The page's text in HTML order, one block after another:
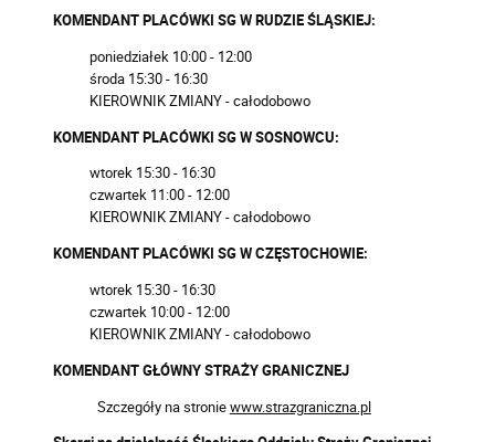
KOMENDANT PLACÓWKI SG W RUDZIE ŚLĄSKIEJ:
poniedziałek 10:00 - 12:00
środa 15:30 - 16:30
KIEROWNIK ZMIANY - całodobowo
KOMENDANT PLACÓWKI SG W SOSNOWCU:
wtorek 15:30 - 16:30
czwartek 11:00 - 12:00
KIEROWNIK ZMIANY - całodobowo
KOMENDANT PLACÓWKI SG W CZĘSTOCHOWIE:
wtorek 15:30 - 16:30
czwartek 10:00 - 12:00
KIEROWNIK ZMIANY - całodobowo
KOMENDANT GŁÓWNY STRAŻY GRANICZNEJ
Szczegóły na stroniewww.strazgraniczna.pl